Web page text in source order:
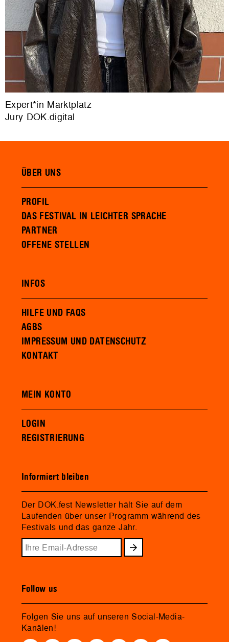
Expert*in Marktplatz
Jury DOK.digital
ÜBER UNS
PROFIL
DAS FESTIVAL IN LEICHTER SPRACHE
PARTNER
OFFENE STELLEN
INFOS
HILFE UND FAQS
AGBS
IMPRESSUM UND DATENSCHUTZ
KONTAKT
MEIN KONTO
LOGIN
REGISTRIERUNG
Informiert bleiben
Der DOK.fest Newsletter hält Sie auf dem
Laufenden über unser Programm während des
Festivals und das ganze Jahr.
Follow us
Folgen Sie uns auf unseren Social-Media-
Kanälen!